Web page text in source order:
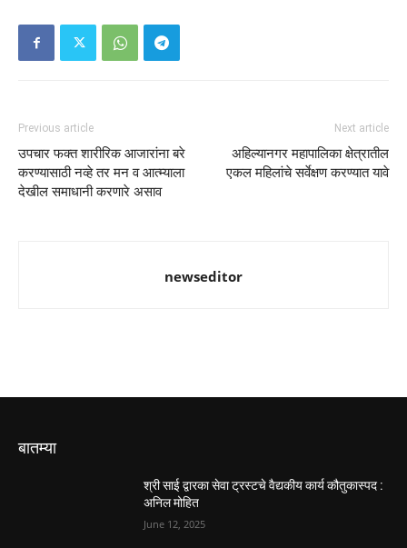
Previous article
उपचार फक्त शारीरिक आजारांना बरे
करण्यासाठी नव्हे तर मन व आत्म्याला
देखील समाधानी करणारे असाव
Next article
अहिल्यानगर महापालिका क्षेत्रातील
एकल महिलांचे सर्वेक्षण करण्यात यावे
newseditor
बातम्या
श्री साई द्वारका सेवा ट्रस्टचे वैद्यकीय कार्य कौतुकास्पद :
अनिल मोहित
June 12, 2025